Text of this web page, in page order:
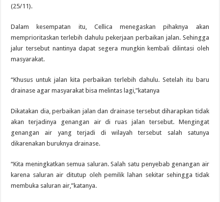
(25/11).
Dalam kesempatan itu, Cellica menegaskan pihaknya akan
memprioritaskan terlebih dahulu pekerjaan perbaikan jalan. Sehingga
jalur tersebut nantinya dapat segera mungkin kembali dilintasi oleh
masyarakat.
“Khusus untuk jalan kita perbaikan terlebih dahulu. Setelah itu baru
drainase agar masyarakat bisa melintas lagi,”katanya
Dikatakan dia, perbaikan jalan dan drainase tersebut diharapkan tidak
akan terjadinya genangan air di ruas jalan tersebut. Mengingat
genangan air yang terjadi di wilayah tersebut salah satunya
dikarenakan buruknya drainase.
“Kita meningkatkan semua saluran. Salah satu penyebab genangan air
karena saluran air ditutup oleh pemilik lahan sekitar sehingga tidak
membuka saluran air,”katanya.